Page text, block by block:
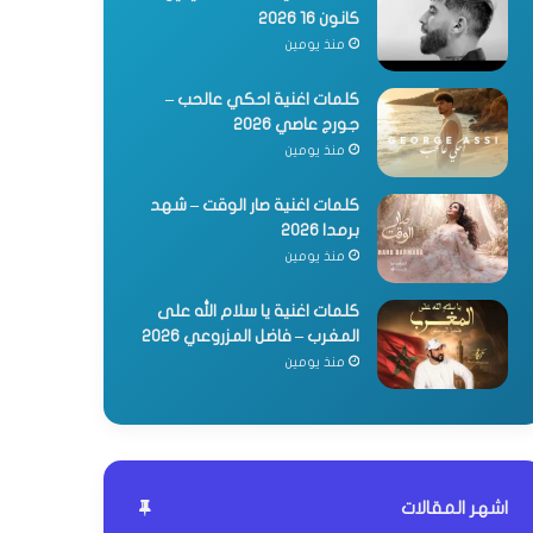
كانون 16 2026
منذ يومين
كلمات اغنية احكي عالحب –
جورج عاصي 2026
منذ يومين
كلمات اغنية صار الوقت – شهد
برمدا 2026
منذ يومين
كلمات اغنية يا سلام الله على
المغرب – فاضل المزروعي 2026
منذ يومين
اشهر المقالات